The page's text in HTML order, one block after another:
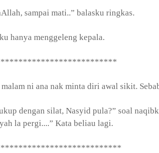
sampai mati..” balasku ringkas.
hanya menggeleng kepala.
ni ana nak minta diri awal sikit.
dengan silat, Nasyid pula?” soal
la pergi....” Kata beliau lagi.